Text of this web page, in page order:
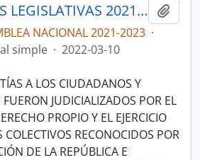
RESOLUCIONES LEGISLATIVAS 2021-2023
NACIONAL 2021-2023 ·
simple · 2022-03-10
A LOS CIUDADANOS Y
JUDICIALIZADOS POR EL
PROPIO Y EL EJERCICIO
COLECTIVOS RECONOCIDOS POR
DE LA REPÚBLICA E